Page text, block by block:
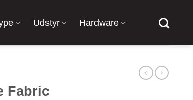
Udstyr Hardware
Fabric